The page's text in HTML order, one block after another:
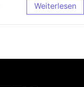
Weiterlesen